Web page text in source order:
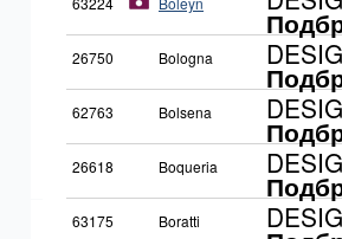
26750 Bologna
62763 Bolsena
26618 Boqueria
63175 Boratti